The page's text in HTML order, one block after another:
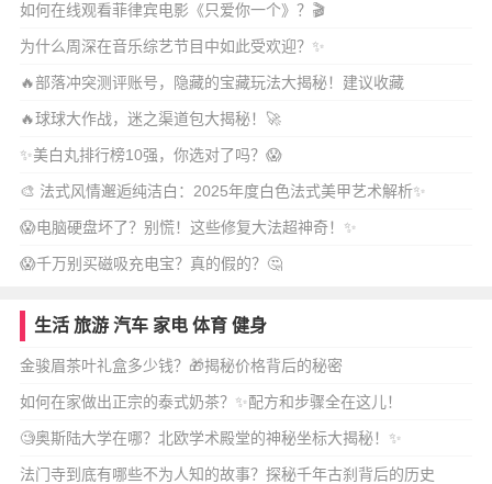
书级发音指南
如何在线观看菲律宾电影《只爱你一个》？🎬
为什么周深在音乐综艺节目中如此受欢迎？✨
🔥部落冲突测评账号，隐藏的宝藏玩法大揭秘！建议收藏
🔥球球大作战，迷之渠道包大揭秘！🚀
✨美白丸排行榜10强，你选对了吗？😱
🎨 法式风情邂逅纯洁白：2025年度白色法式美甲艺术解析✨
😱电脑硬盘坏了？别慌！这些修复大法超神奇！✨
😱千万别买磁吸充电宝？真的假的？🤔
生活 旅游 汽车 家电 体育 健身
金骏眉茶叶礼盒多少钱？🎁揭秘价格背后的秘密
如何在家做出正宗的泰式奶茶？✨配方和步骤全在这儿！
🧐奥斯陆大学在哪？北欧学术殿堂的神秘坐标大揭秘！✨
法门寺到底有哪些不为人知的故事？探秘千年古刹背后的历史